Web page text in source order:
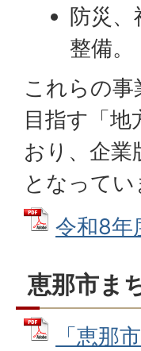
防災
整備。
これらの
目指す「
おり、企業
となってい
令和8年
恵那市ま
「恵那